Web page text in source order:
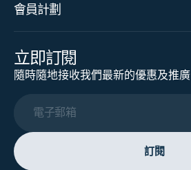
會員計劃
立即訂閱
隨時隨地接收我們最新的優惠及推廣
電子郵箱
訂閱